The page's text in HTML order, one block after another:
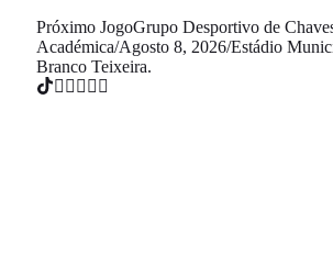
Próximo JogoGrupo Desportivo de
Académica/Agosto 8, 2026/Estádio
Branco Teixeira.